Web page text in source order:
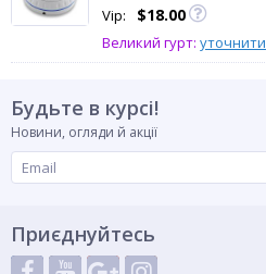
Vip: $18.00
Великий гурт: уточнити
Будьте в курсі!
Новини, огляди й акції
Приєднуйтесь